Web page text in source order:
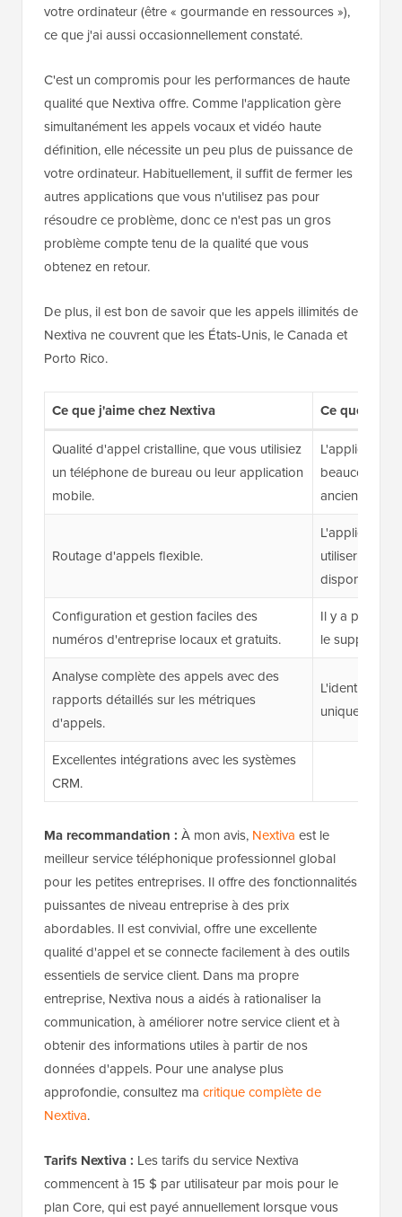
votre ordinateur (être « gourmande en ressources »),
ce que j'ai aussi occasionnellement constaté.
C'est un compromis pour les performances de haute
qualité que Nextiva offre. Comme l'application gère
simultanément les appels vocaux et vidéo haute
définition, elle nécessite un peu plus de puissance de
votre ordinateur. Habituellement, il suffit de fermer les
autres applications que vous n'utilisez pas pour
résoudre ce problème, donc ce n'est pas un gros
problème compte tenu de la qualité que vous
obtenez en retour.
De plus, il est bon de savoir que les appels illimités de
Nextiva ne couvrent que les États-Unis, le Canada et
Porto Rico.
Ce que j'aime chez Nextiva
Ce que je
Qualité d'appel cristalline, que vous utilisiez
un téléphone de bureau ou leur application
mobile.
L'application
beaucoup de
anciens
Routage d'appels flexible.
L'application
utiliser et à
disponibles.
Configuration et gestion faciles des
numéros d'entreprise locaux et gratuits.
Il y a parfois
le support
Analyse complète des appels avec des
rapports détaillés sur les métriques
d'appels.
uniquement
Excellentes intégrations avec les systèmes
CRM.
Ma recommandation : À mon avis, Nextiva est le
meilleur service téléphonique professionnel global
pour les petites entreprises. Il offre des fonctionnalités
puissantes de niveau entreprise à des prix
abordables. Il est convivial, offre une excellente
qualité d'appel et se connecte facilement à des outils
essentiels de service client. Dans ma propre
entreprise, Nextiva nous a aidés à rationaliser la
communication, à améliorer notre service client et à
obtenir des informations utiles à partir de nos
données d'appels. Pour une analyse plus
approfondie, consultez ma critique complète de
Nextiva.
Tarifs Nextiva : Les tarifs du service Nextiva
commencent à 15 $ par utilisateur par mois pour le
plan Core, qui est payé annuellement lorsque vous